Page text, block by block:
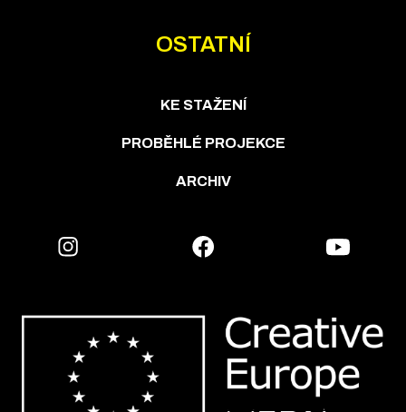
OSTATNÍ
KE STAŽENÍ
PROBĚHLÉ PROJEKCE
ARCHIV